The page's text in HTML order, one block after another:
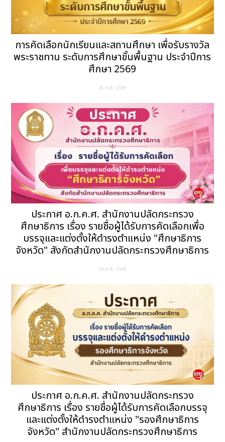
การคัดเลือกนักเรียนและสถานศึกษา เพื่อรับรางวัล
พระราชทาน ระดับการศึกษาขั้นพื้นฐาน ประจำปีการ
ศึกษา 2569
26 ก.ค. 2569
ประกาศ อ.ก.ค.ศ. สำนักงานปลัดกระทรวง
ศึกษาธิการ เรื่อง รายชื่อผู้ได้รับการคัดเลือกเพื่อ
บรรจุและแต่งตั้งให้ดำรงตำแหน่ง "ศึกษาธิการ
จังหวัด" สังกัดสำนักงานปลัดกระทรวงศึกษาธิการ
24 ก.ค. 2569
ประกาศ อ.ก.ค.ศ. สำนักงานปลัดกระทรวง
ศึกษาธิการ เรื่อง รายชื่อผู้ได้รับการคัดเลือกบรรจุ
และแต่งตั้งให้ดำรงตำแหน่ง "รองศึกษาธิการ
จังหวัด" สำนักงานปลัดกระทรวงศึกษาธิการ